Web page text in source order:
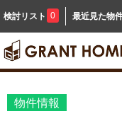
検討リスト 0 最近見た物
物件情報